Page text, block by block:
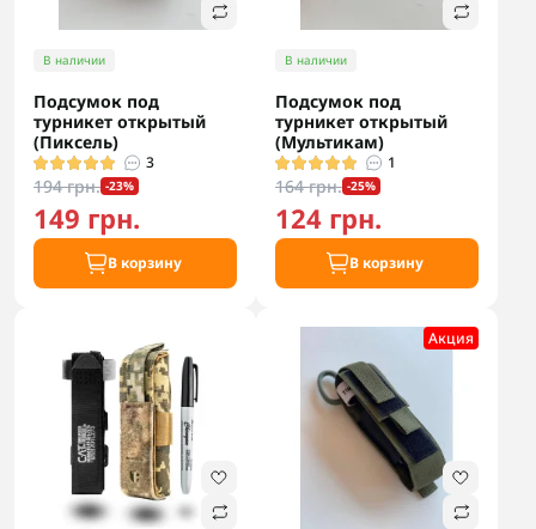
В наличии
Подсумок под
турникет открытый
(Пиксель)
3
194 грн. -23%
149 грн.
В корзину
В наличии
Подсумок под
турникет открытый
(Мультикам)
1
164 грн. -25%
124 грн.
В корзину
Акция